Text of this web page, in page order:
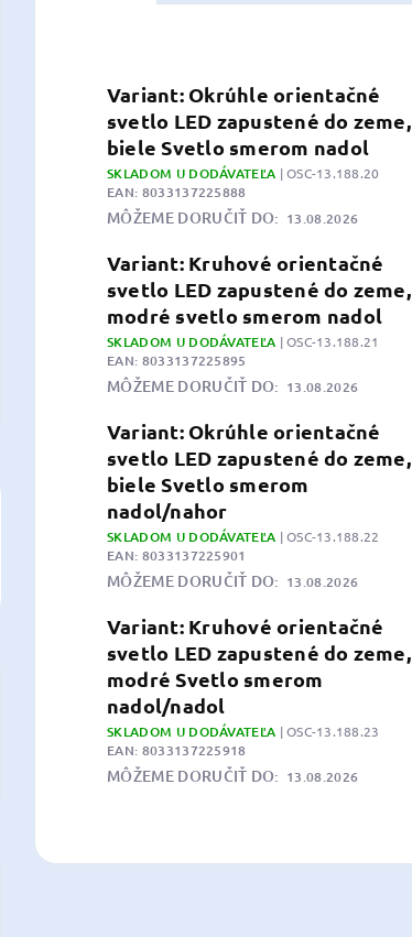
Variant: Okrúhle orientačné
svetlo LED zapustené do zeme,
biele Svetlo smerom nadol
SKLADOM U DODÁVATEĽA | OSC-13.188.20
EAN: 8033137225888
MÔŽEME DORUČIŤ DO: 13.08.2026
Variant: Kruhové orientačné
svetlo LED zapustené do zeme,
modré svetlo smerom nadol
SKLADOM U DODÁVATEĽA | OSC-13.188.21
EAN: 8033137225895
MÔŽEME DORUČIŤ DO: 13.08.2026
Variant: Okrúhle orientačné
svetlo LED zapustené do zeme,
biele Svetlo smerom
nadol/nahor
SKLADOM U DODÁVATEĽA | OSC-13.188.22
EAN: 8033137225901
MÔŽEME DORUČIŤ DO: 13.08.2026
Variant: Kruhové orientačné
svetlo LED zapustené do zeme,
modré Svetlo smerom
nadol/nadol
SKLADOM U DODÁVATEĽA | OSC-13.188.23
EAN: 8033137225918
MÔŽEME DORUČIŤ DO: 13.08.2026